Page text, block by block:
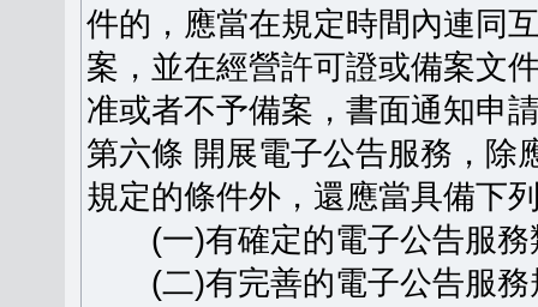
件的，應當在規定時間內連同
案，並在經營許可證或備案文
准或者不予備案，書面通知申
第六條 開展電子公告服務，除
規定的條件外，還應當具備下
(一)有確定的電子公告服務
(二)有完善的電子公告服務